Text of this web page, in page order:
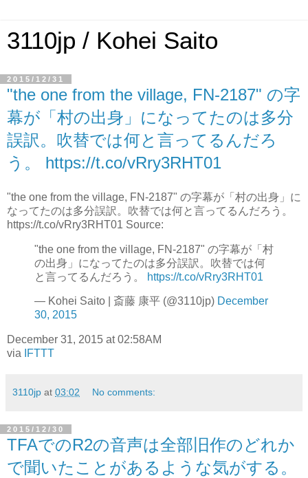
3110jp / Kohei Saito
2015/12/31
"the one from the village, FN-2187" の字
幕が「村の出身」になってたのは多分
誤訳。吹替では何と言ってるんだろ
う。 https://t.co/vRry3RHT01
"the one from the village, FN-2187" の字幕が「村の出身」に
なってたのは多分誤訳。吹替では何と言ってるんだろう。
https://t.co/vRry3RHT01 Source:
"the one from the village, FN-2187" の字幕が「村
の出身」になってたのは多分誤訳。吹替では何
と言ってるんだろう。
https://t.co/vRry3RHT01
— Kohei Saito | 斎藤 康平 (@3110jp) December
30, 2015
December 31, 2015 at 02:58AM
via
IFTTT
3110jp at 03:02 No comments:
2015/12/30
TFAでのR2の音声は全部旧作のどれか
で聞いたことがあるような気がする。